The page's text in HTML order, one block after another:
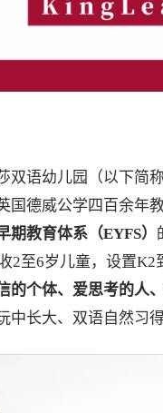
双语幼儿园（以下简
国德威公学四百余年
期教育体系（EYFS）
2至6岁儿童，设置
的个体、爱思考的人
中长大、双语自然习